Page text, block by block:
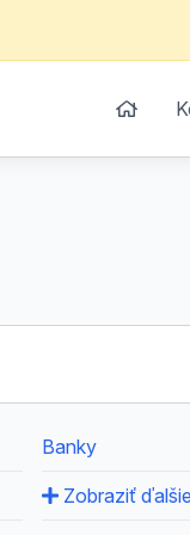
Banky
Zobraziť